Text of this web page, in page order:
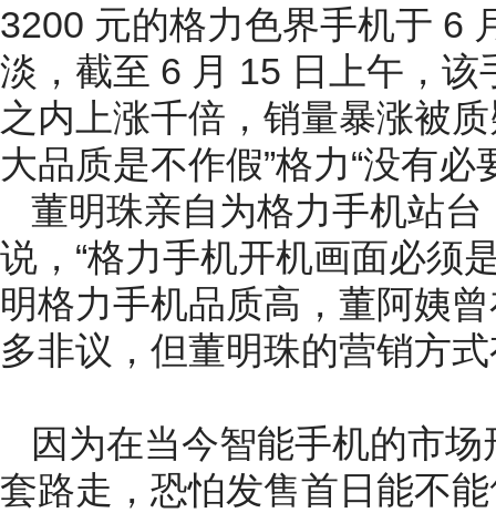
3200 元的格力色界手机于 6
淡，截至 6 月 15 日上午，
之内上涨千倍，销量暴涨被
大品质是不作假”格力“没有
董明珠亲自为格力手机站
说，“格力手机开机画面必须
明格力手机品质高，董阿姨
多非议，但董明珠的营销方
因为在当今智能手机的市
套路走，恐怕发售首日能不